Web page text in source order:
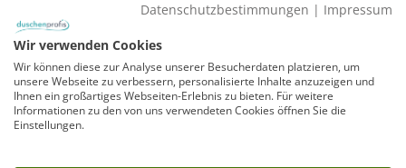
Sofort verfügbar
Lieferzeit:1-2 Wochen
Verkaufspreis:
€ 1.699,00
Regulärer
€ 2.349,00
Datenschutzbestimmungen | Impressum
Wir verwenden Cookies
Wir können diese zur Analyse unserer Besucherdaten platzieren, um
unsere Webseite zu verbessern, personalisierte Inhalte anzuzeigen und
Ihnen ein großartiges Webseiten-Erlebnis zu bieten. Für weitere
Informationen zu den von uns verwendeten Cookies öffnen Sie die
Einstellungen.